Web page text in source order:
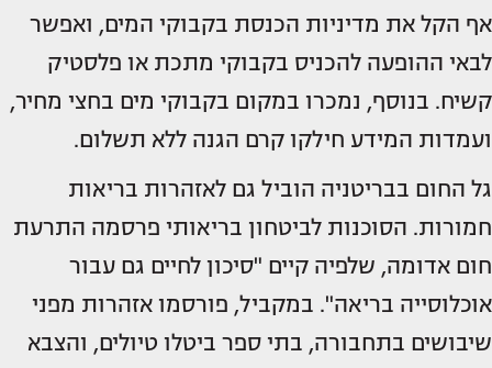
אף הקל את מדיניות הכנסת בקבוקי המים, ואפשר
לבאי ההופעה להכניס בקבוקי מתכת או פלסטיק
קשיח. בנוסף, נמכרו במקום בקבוקי מים בחצי מחיר,
ועמדות המידע חילקו קרם הגנה ללא תשלום.
גל החום בבריטניה הוביל גם לאזהרות בריאות
חמורות. הסוכנות לביטחון בריאותי פרסמה התרעת
חום אדומה, שלפיה קיים "סיכון לחיים גם עבור
אוכלוסייה בריאה". במקביל, פורסמו אזהרות מפני
שיבושים בתחבורה, בתי ספר ביטלו טיולים, והצבא